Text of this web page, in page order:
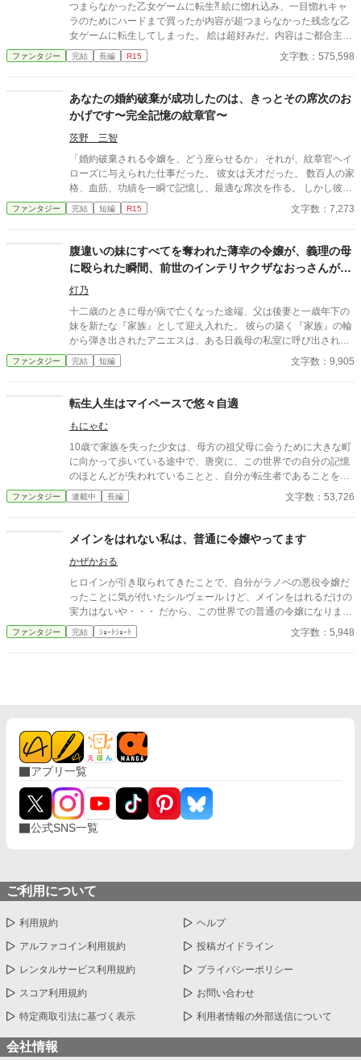
つまらなかった乙女ゲームに転生⁈ 絵に惚れ込み、一目惚れキャ
ラのためにハードまで買ったが内容が超つまらなかった残念な乙
女ゲームに転生してしまった。 絵は超好みだ。内容はご都合主義
の聖女なお花畑主人公。攻略イケメンも顔は良いがちょろい対象
ばかり。てこたぁ逆にめちゃくちゃ住み心地のいい場所になるの
事はする気はない！サクッと攻略終わらせてぐーたら生活をＧＥ
Ｔするぞ！ ご都合主義ならチョロい！と、野望を胸に動き出
す！！ ＋＋＋＋＋ ・重複投稿・土曜配信 （たま～に水曜…不定
期更新）
ファンタジー 完結 長編 R15 文字数：575,598
あなたの婚約破棄が成功したのは、きっとその席次のお
かげです〜完全記憶の紋章官〜
茨野 三智
「婚約破棄される令嬢を、どう座らせるか」 それが、紋章官ヘイ
ローズに与えられた仕事だった。 彼女は天才だった。 数百人の家
格、血筋、功績を一瞬で記憶し、最適な席次を作る。 しかし彼女
には一つだけ欠点があった。 人の感情が分からない。 「正しい席
順なら問題ありません」 そう信じていた彼女は、婚約破棄の裏に
によって救われた令嬢。 そして後に王国を変える発明。 誰にも知
られない場所で、彼女は未来を書き換えていた。
ファンタジー 完結 短編 R15 文字数：7,273
腹違いの妹にすべてを奪われた薄幸の令嬢が、義理の母
に殴られた瞬間、前世のインテリヤクザなおっさんがぶ
ちギレた場合。
灯乃
十二歳のときに母が病で亡くなった途端、父は後妻と一歳年下の
妹を新たな『家族』として迎え入れた。 彼らの築く『家族』の輪
から弾き出されたアニエスは、ある日義母の私室に呼び出され―
―。 タイトル通りのおっさんコメディーです。
ファンタジー 完結 短編 文字数：9,905
転生人生はマイペースで悠々自適
もにゃむ
10歳で家族を失った少女は、母方の祖父母に会うために大きな町
に向かって歩いている途中で、唐突に、この世界での自分の記憶
のほとんどが失われていることと、自分が転生者であることを理
解した。 思い出せた前世の記憶は、自分の名前と好きだった手芸
のこと、家族関係が原因で学校というたくさん人がいるところで
いた。 これは空き家の管理をすることを条件に祖父母の所有する
小さな家に住むことを許された、10歳の少女の‟日常生活”を綴っ
ただけの物語である。 前世の記憶が混ざったことで言葉遣いが子
どもらしくないことがありますが、温かい目で見守っていただけ
ると嬉しいです。 執筆の息抜きに、ふと思いついた主人公で書き
始めたお話です。 好きしか詰め込んでいませんが、楽しんでいた
100％自分で書いています。
ファンタジー 連載中 長編 文字数：53,726
メインをはれない私は、普通に令嬢やってます
かぜかおる
ヒロインが引き取られてきたことで、自分がラノベの悪役令嬢だ
ったことに気が付いたシルヴェール けど、メインをはれるだけの
実力はないや・・・ だから、この世界での普通の令嬢になりま
す！ ↑本文と大分テンションの違う説明になってます・・・
ファンタジー 完結 ｼｮｰﾄｼｮｰﾄ 文字数：5,948
アプリ一覧
公式SNS一覧
ご利用について
利用規約 ヘルプ
アルファコイン利用規約 投稿ガイドライン
レンタルサービス利用規約 プライバシーポリシー
スコア利用規約 お問い合わせ
特定商取引法に基づく表示 利用者情報の外部送信について
会社情報